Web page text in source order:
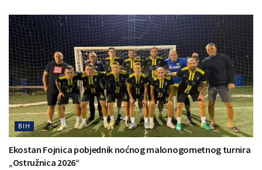
BIH
Ekostan Fojnica pobjednik noćnog malonogometnog turnira
„Ostružnica 2026“